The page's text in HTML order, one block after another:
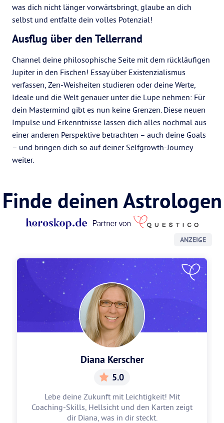
was dich nicht länger vorwärtsbringt, glaube an dich
selbst und entfalte dein volles Potenzial!
Ausflug über den Tellerrand
Channel deine philosophische Seite mit dem rückläufigen
Jupiter in den Fischen! Essay über Existenzialismus
verfassen, Zen-Weisheiten studieren oder deine Werte,
Ideale und die Welt genauer unter die Lupe nehmen: Für
dein Mastermind gibt es nun keine Grenzen. Diese neuen
Impulse und Erkenntnisse lassen dich alles nochmal aus
einer anderen Perspektive betrachten – auch deine Goals
– und bringen dich so auf deiner Selfgrowth-Journey
weiter.
Finde deinen Astrologen
ANZEIGE
Diana Kerscher
5.0
Lebe deine Zukunft mit Leichtigkeit! Mit
Coaching-Skills, Hellsicht und den Karten zeigt
dir Diana, was in dir steckt.